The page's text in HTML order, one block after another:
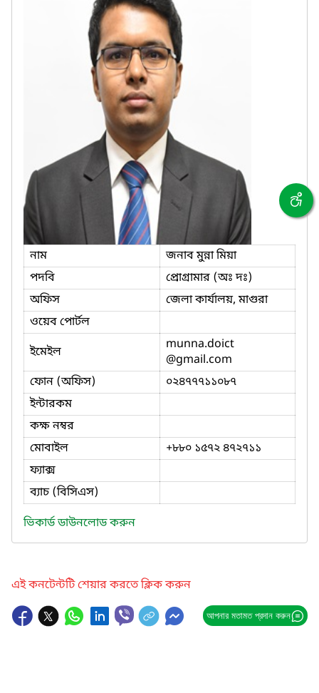
নাম
জনাব মুন্না মিয়া
পদবি
প্রোগ্রামার (অঃ দঃ)
অফিস
জেলা কার্যালয়, মাগুরা
ওয়েব পোর্টল
ইমেইল
munna.doict
@gmail.com
ফোন (অফিস)
০২৪৭৭৭১১০৮৭
ইন্টারকম
কক্ষ নম্বর
মোবাইল
+৮৮০ ১৫৭২ ৪৭২৭১১
ফ্যাক্স
ব্যাচ (বিসিএস)
ভিকার্ড ডাউনলোড করুন
এই কনটেন্টটি শেয়ার করতে ক্লিক করুন
আপনার মতামত প্রদান করুন